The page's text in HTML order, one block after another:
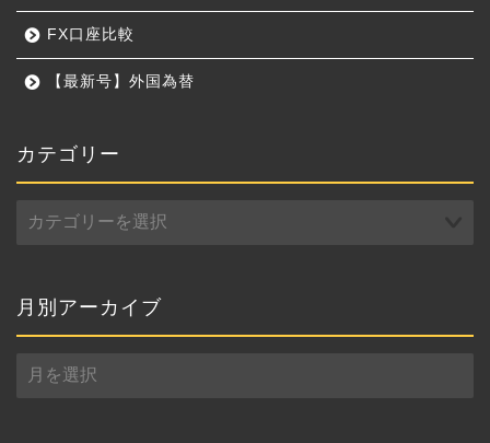
FX口座比較
【最新号】外国為替
カテゴリー
テ
ー
月別アーカイブ
別